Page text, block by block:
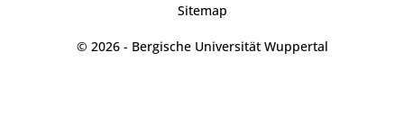
Sitemap
© 2026 - Bergische Universität Wuppertal